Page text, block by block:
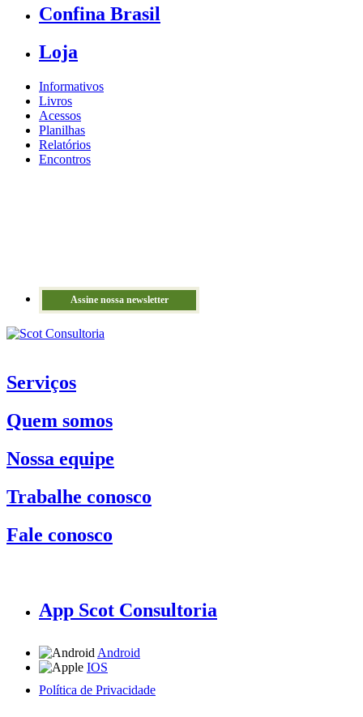
Confina Brasil
Loja
Informativos
Livros
Acessos
Planilhas
Relatórios
Encontros
Assine nossa newsletter
Serviços
Quem somos
Nossa equipe
Trabalhe conosco
Fale conosco
App Scot Consultoria
Android
IOS
Política de Privacidade